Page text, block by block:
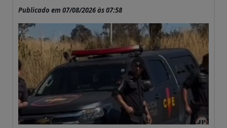
Publicado em 07/08/2026 às 07:58